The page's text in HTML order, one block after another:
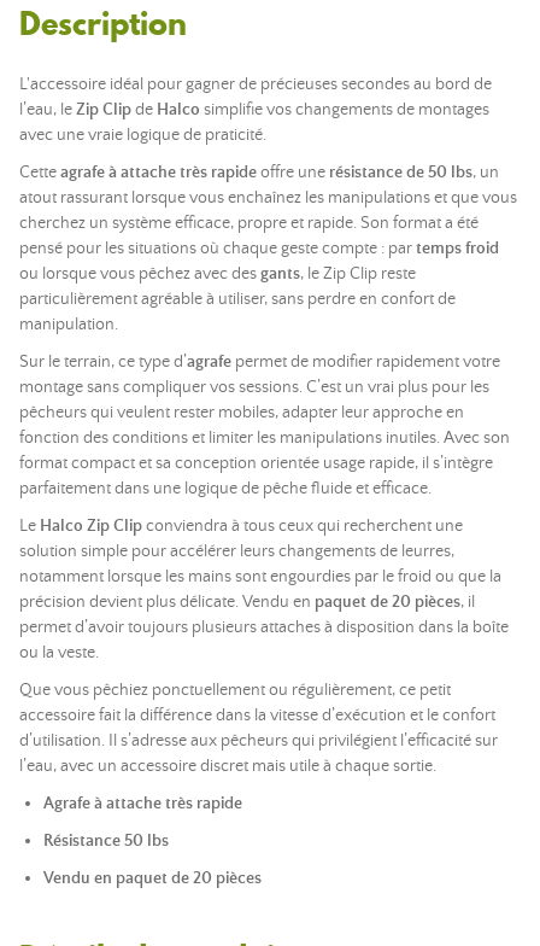
Description
L'accessoire idéal pour gagner de précieuses secondes au bord de
l’eau, leZip Clipde Halco simplifie vos changements de montages
avec une vraie logique de praticité.
Cetteagrafe à attache très rapideoffre une résistance de 50 lbs, un
atout rassurant lorsque vous enchaînez les manipulations et que vous
cherchez un système efficace, propre et rapide. Son format a été
pensé pour les situations où chaque geste compte : partemps froid
ou lorsque vous pêchez avec desgants, le Zip Clip reste
particulièrement agréable à utiliser, sans perdre en confort de
manipulation.
Sur le terrain, ce type d’agrafe permet de modifier rapidement votre
montage sans compliquer vos sessions. C’est un vrai plus pour les
pêcheurs qui veulent rester mobiles, adapter leur approche en
fonction des conditions et limiter les manipulations inutiles. Avec son
format compact et sa conception orientée usage rapide, il s’intègre
parfaitement dans une logique de pêche fluide et efficace.
Le Halco Zip Clipconviendra à tous ceux qui recherchent une
solution simple pour accélérer leurs changements de leurres,
notamment lorsque les mains sont engourdies par le froid ou que la
précision devient plus délicate. Vendu en paquet de 20 pièces, il
permet d’avoir toujours plusieurs attaches à disposition dans la boîte
ou la veste.
Que vous pêchiez ponctuellement ou régulièrement, ce petit
accessoire fait la différence dans la vitesse d’exécution et le confort
d’utilisation. Il s’adresse aux pêcheurs qui privilégient l’efficacité sur
l’eau, avec un accessoire discret mais utile à chaque sortie.
Agrafe à attache très rapide
Résistance 50 lbs
Vendu en paquet de 20 pièces